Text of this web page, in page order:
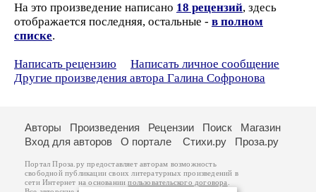
На это произведение написано 18 рецензий, здесь
отображается последняя, остальные - в полном
списке.
Написать рецензию
Написать личное сообщение
Другие произведения автора Галина Софронова
Авторы Произведения Рецензии Поиск
Магазин
Вход для авторов
О портале Стихи.ру Проза.ру
Портал Проза.ру предоставляет авторам возможность
свободной публикации своих литературных произведений в
сети Интернет на основаниипользовательского договора